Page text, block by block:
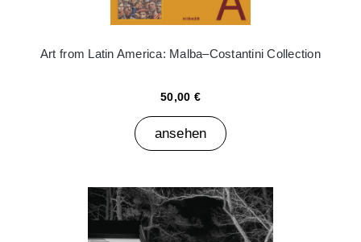
Art from Latin America: Malba–Costantini Collection
50,00 €
ansehen